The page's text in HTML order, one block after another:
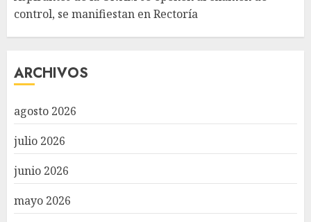
control, se manifiestan en Rectoría
ARCHIVOS
agosto 2026
julio 2026
junio 2026
mayo 2026